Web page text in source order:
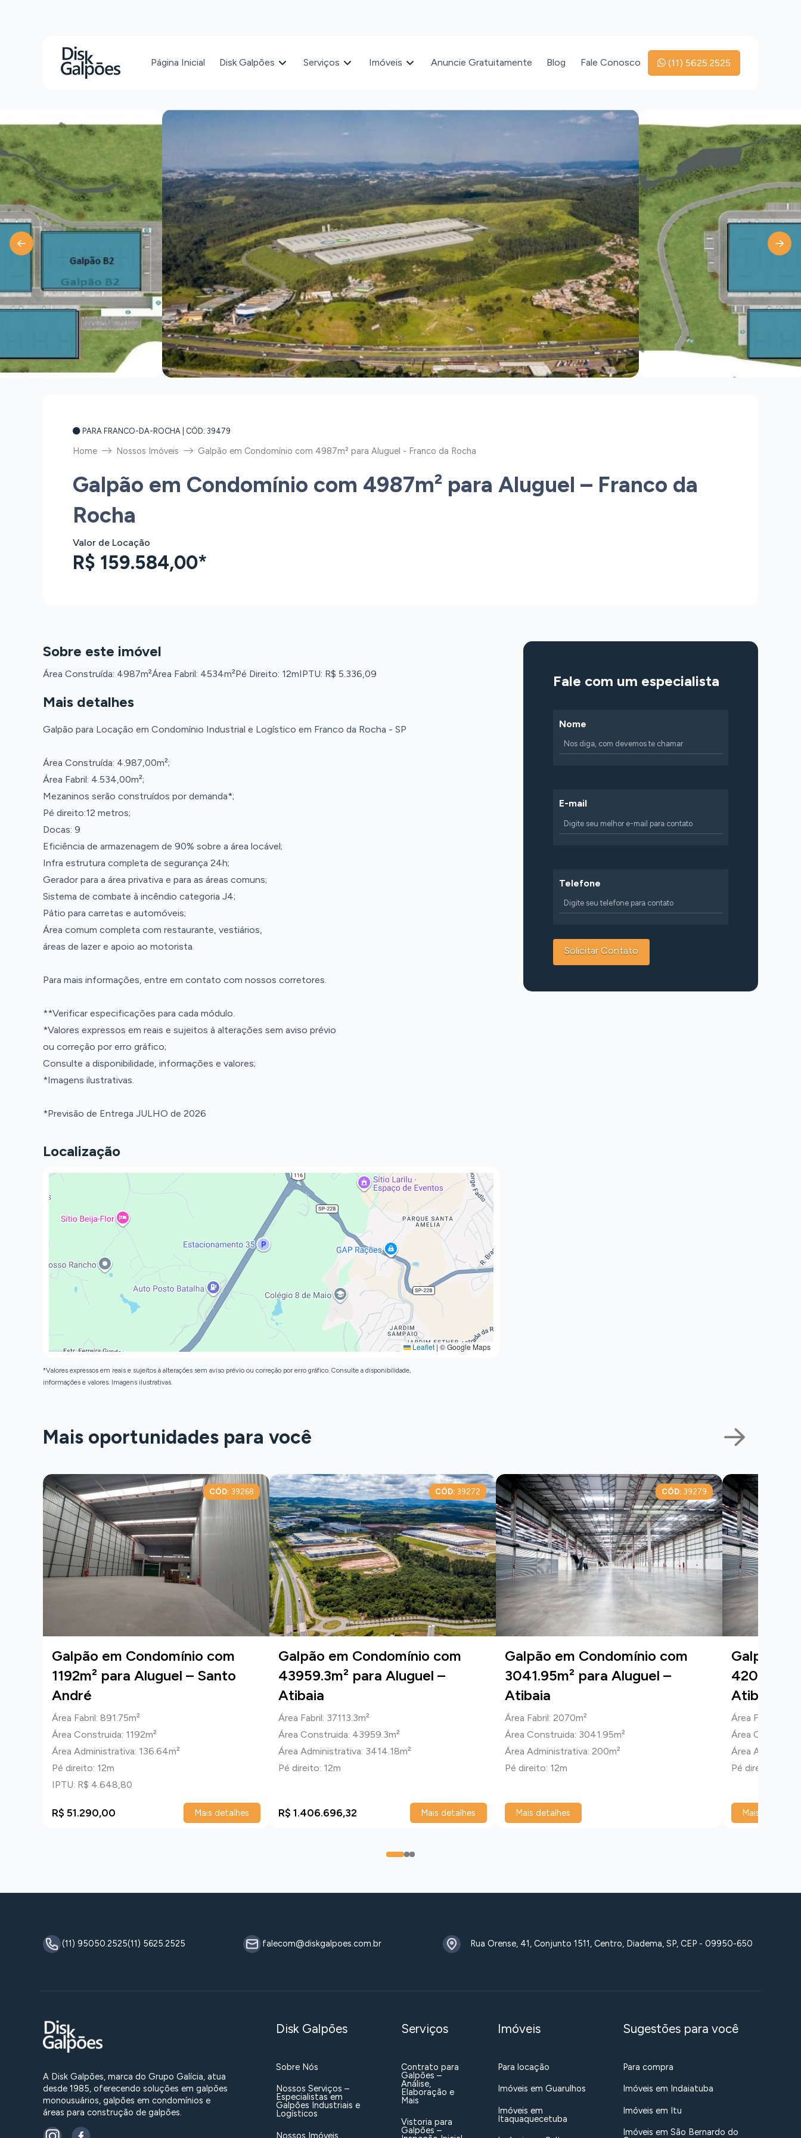
Página Inicial Disk Galpões Serviços Imóveis Anuncie Gratuitamente Blog Fale Conosco (11) 5625.2525
PARA FRANCO-DA-ROCHA | CÓD: 39479
Home Nossos Imóveis Galpão em Condomínio com 4987m² para Aluguel - Franco da Rocha
Galpão em Condomínio com 4987m² para Aluguel – Franco da
Rocha
Valor de Locação
R$ 159.584,00*
Sobre este imóvel
Área Construída: 4987m²Área Fabril: 4534m²Pé Direito: 12mIPTU: R$ 5.336,09
Mais detalhes
Galpão para Locação em Condomínio Industrial e Logístico em Franco da Rocha - SP
Área Construída: 4.987,00m²;
Área Fabril: 4.534,00m²;
Mezaninos serão construídos por demanda*;
Pé direito:12 metros;
Docas: 9
Eficiência de armazenagem de 90% sobre a área locável;
Infra estrutura completa de segurança 24h;
Gerador para a área privativa e para as áreas comuns;
Sistema de combate à incêndio categoria J4;
Pátio para carretas e automóveis;
Área comum completa com restaurante, vestiários,
áreas de lazer e apoio ao motorista.
Para mais informações, entre em contato com nossos corretores.
**Verificar especificações para cada módulo.
*Valores expressos em reais e sujeitos à alterações sem aviso prévio
ou correção por erro gráfico;
Consulte a disponibilidade, informações e valores;
*Imagens ilustrativas.
*Previsão de Entrega JULHO de 2026
Localização
Leaflet |© Google Maps
*Valores expressos em reais e sujeitos à alterações sem aviso prévio ou correção por erro gráfico. Consulte a disponibilidade,
informações e valores. Imagens ilustrativas.
Fale com um especialista
Nome
E-mail
Telefone
Mais oportunidades para você
CÓD: 39268
Galpão em Condomínio com
1192m² para Aluguel – Santo
André
Área Fabril: 891.75m²
Área Construida: 1192m²
Área Administrativa: 136.64m²
Pé direito: 12m
IPTU: R$ 4.648,80
R$ 51.290,00 Mais detalhes
CÓD: 39272
Galpão em Condomínio com
43959.3m² para Aluguel –
Atibaia
Área Fabril: 37113.3m²
Área Construida: 43959.3m²
Área Administrativa: 3414.18m²
Pé direito: 12m
R$ 1.406.696,32 Mais detalhes
CÓD: 39279
Galpão em Condomínio com
3041.95m² para Aluguel –
Atibaia
Área Fabril: 2070m²
Área Construida: 3041.95m²
Área Administrativa: 200m²
Pé direito: 12m
Mais detalhes
Galpão
Atibaia
Área Fabril:
Área
Área
Pé direito: 12m
Mais detalhes
0 12
(11) 95050.2525(11) 5625.2525 falecom@diskgalpoes.com.br Rua Orense, 41, Conjunto 1511, Centro, Diadema, SP, CEP - 09950-650
A Disk Galpões, marca do Grupo Galícia, atua
desde 1985, oferecendo soluções em galpões
monousuários, galpões em condomínios e
áreas para construção de galpões.
Disk Galpões
Sobre Nós
Nossos Serviços –
Especialistas em
Galpões Industriais e
Logísticos
Nossos Imóveis
Serviços
Contrato para
Galpões –
Análise,
Elaboração e
Mais
Vistoria para
Galpões –
Imóveis
Para locação
Imóveis em Guarulhos
Imóveis em
Itaquaquecetuba
Sugestões para você
Para compra
Imóveis em Indaiatuba
Imóveis em Itu
Imóveis em São Bernardo do